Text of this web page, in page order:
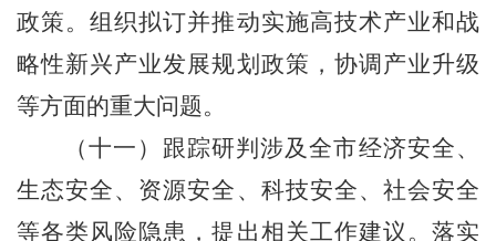
政策。组织拟订并推动实施高技术产业和战
略性新兴产业发展规划政策，协调产业升级
等方面的重大问题。
（十一）跟踪研判涉及全市经济安全、
生态安全、资源安全、科技安全、社会安全
等各类风险隐患，提出相关工作建议。落实